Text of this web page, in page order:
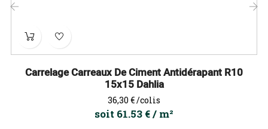
Carrelage Carreaux De Ciment Antidérapant R10
15x15 Dahlia
Prix
36,30 €/colis
soit 61.53 € / m²